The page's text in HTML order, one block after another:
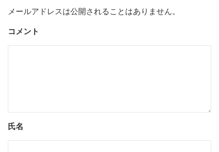
メールアドレスは公開されることはありません。
コメント
氏名